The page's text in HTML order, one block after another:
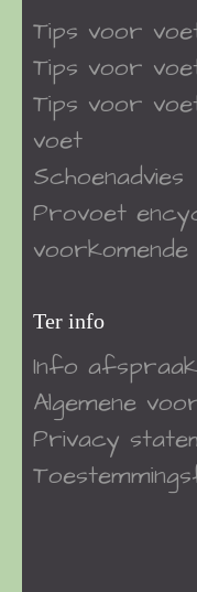
Tips voor
Tips voor
Tips voor
voet
Schoenadvies
Provoet
voorkomende
Ter info
Info afspraak
Algemene
Privacy